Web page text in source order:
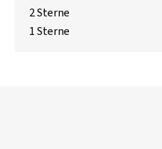
2 Sterne
1 Sterne